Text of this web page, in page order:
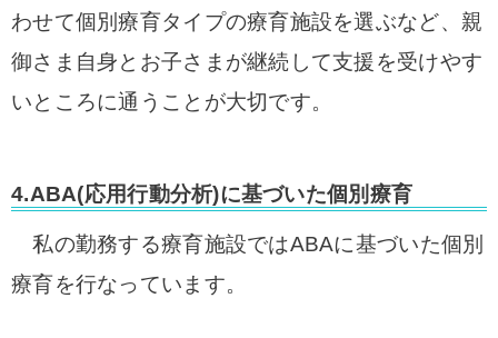
わせて個別療育タイプの療育施設を選ぶなど、親
御さま自身とお子さまが継続して支援を受けやす
いところに通うことが大切です。
4.ABA(応用行動分析)に基づいた個別療育
私の勤務する療育施設ではABAに基づいた個別
療育を行なっています。